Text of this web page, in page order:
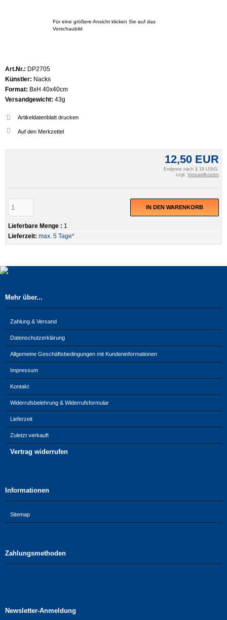
Für eine größere Ansicht klicken Sie auf das
Vorschaubild
12,50 EUR
Endpreis nach § 19 UStG.
zzgl. Versandkosten
IN DEN WARENKORB
Lieferbare Menge : 1
Lieferzeit: max. 5 Tage*
Art.Nr.: DP2705
Künstler: Nacks
Format: BxH 40x40cm
Versandgewicht: 43g
Artikeldatenblatt drucken
Mehr über...
Zahlung & Versand
Datenschutzerklärung
Allgemeine Geschäftsbedingungen mit Kundeninformationen
Impressum
Kontakt
Widerrufsbelehrung & Widerrufsformular
Lieferzeit
Zuletzt verkauft
Vertrag widerrufen
Informationen
Sitemap
Zahlungsmethoden
Newsletter-Anmeldung